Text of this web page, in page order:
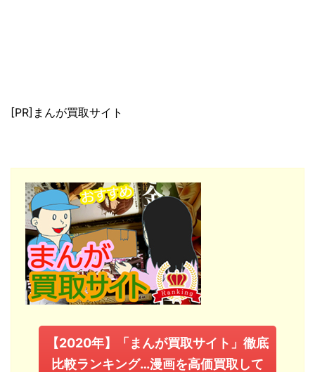
[PR]まんが買取サイト
【2020年】「まんが買取サイト」徹底
比較ランキング…漫画を高価買取して